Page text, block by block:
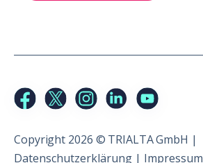
Copyright 2026 © TRIALTA GmbH |
Datenschutzerklärung | Impressum